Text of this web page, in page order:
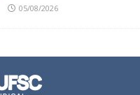
05/08/2026